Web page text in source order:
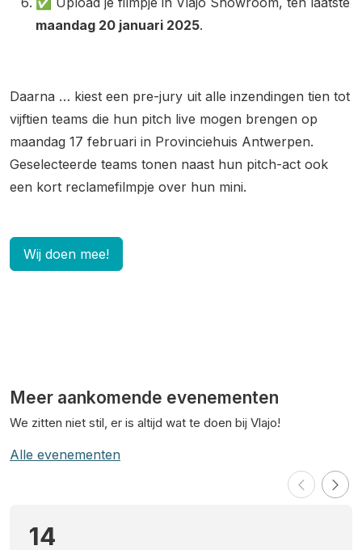
maandag 20 januari 2025.
Daarna … kiest een pre-jury uit alle inzendingen tien tot
vijftien teams die hun pitch live mogen brengen op
maandag 17 februari in Provinciehuis Antwerpen.
Geselecteerde teams tonen naast hun pitch-act ook
een kort reclamefilmpje over hun mini.
Wij doen mee!
Meer aankomende evenementen
We zitten niet stil, er is altijd wat te doen bij Vlajo!
Alle evenementen
14